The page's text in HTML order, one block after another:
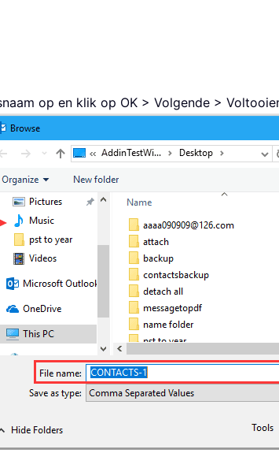
op en klik op OK > Volgende >